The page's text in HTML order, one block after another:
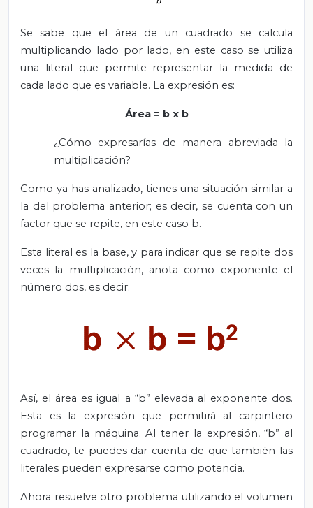
Se sabe que el área de un cuadrado se calcula
multiplicando lado por lado, en este caso se utiliza
una literal que permite representar la medida de
cada lado que es variable. La expresión es:
Área = b x b
¿Cómo expresarías de manera abreviada la
multiplicación?
Como ya has analizado, tienes una situación similar a
la del problema anterior; es decir, se cuenta con un
factor que se repite, en este caso b.
Esta literal es la base, y para indicar que se repite dos
veces la multiplicación, anota como exponente el
número dos, es decir:
Así, el área es igual a “b” elevada al exponente dos.
Esta es la expresión que permitirá al carpintero
programar la máquina. Al tener la expresión, “b” al
cuadrado, te puedes dar cuenta de que también las
literales pueden expresarse como potencia.
Ahora resuelve otro problema utilizando el volumen